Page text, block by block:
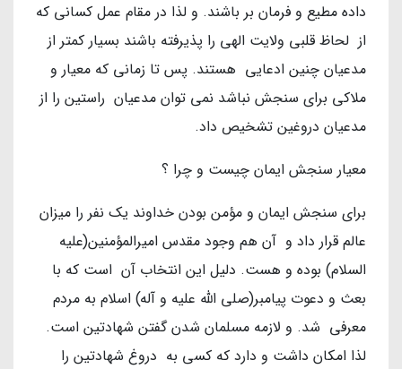
داده مطیع و فرمان بر باشند. و لذا در مقام عمل کسانی که
از لحاظ قلبی ولایت الهی را پذیرفته باشند بسیار کمتر از
مدعیان چنین ادعایی هستند. پس تا زمانی که معیار و
ملاکی برای سنجش نباشد نمی توان مدعیان راستین را از
مدعیان دروغین تشخیص داد.
معیار سنجش ایمان چیست و چرا ؟
برای سنجش ایمان و مؤمن بودن خداوند یک نفر را میزان
عالم قرار داد و آن هم وجود مقدس امیرالمؤمنین(علیه
السلام) بوده و هست. دلیل این انتخاب آن است که با
بعث و دعوت پیامبر(صلی الله علیه و آله) اسلام به مردم
معرفی شد. و لازمه مسلمان شدن گفتن شهادتین است.
لذا امکان داشت و دارد که کسی به دروغ شهادتین را